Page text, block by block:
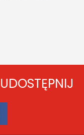
UDOSTĘPNIJ